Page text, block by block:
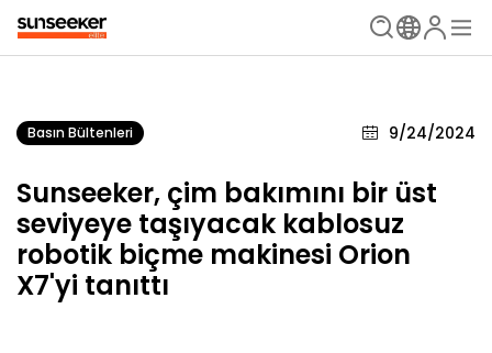
Basın Bültenleri 9/24/2024
Sunseeker, çim bakımını bir üst
seviyeye taşıyacak kablosuz
robotik biçme makinesi Orion
X7'yi tanıttı